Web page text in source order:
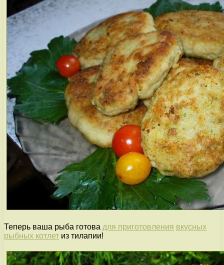
Теперь ваша рыба готова для приготовления вкусных
рыбных котлет из тилапии!